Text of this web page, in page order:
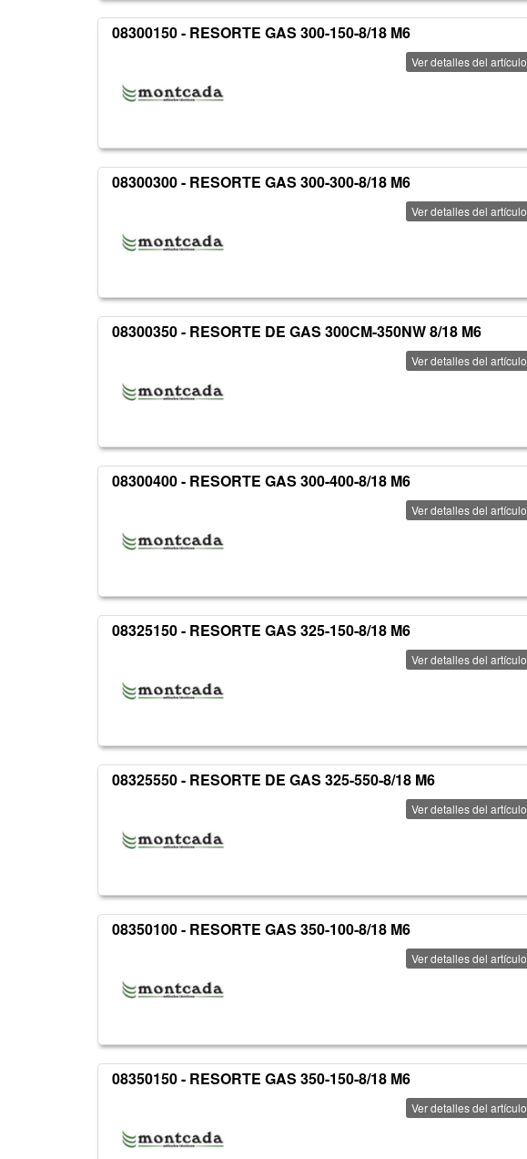
08300150 - RESORTE GAS 300-150-8/18 M6
Ver detalles del artículo
08300300 - RESORTE GAS 300-300-8/18 M6
Ver detalles del artículo
08300350 - RESORTE DE GAS 300CM-350NW 8/18 M6
Ver detalles del artículo
08300400 - RESORTE GAS 300-400-8/18 M6
Ver detalles del artículo
08325150 - RESORTE GAS 325-150-8/18 M6
Ver detalles del artículo
08325550 - RESORTE DE GAS 325-550-8/18 M6
Ver detalles del artículo
08350100 - RESORTE GAS 350-100-8/18 M6
Ver detalles del artículo
08350150 - RESORTE GAS 350-150-8/18 M6
Ver detalles del artículo